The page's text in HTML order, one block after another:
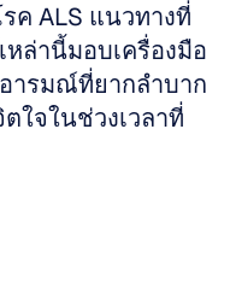
ค ALS แนวทางที่
หล่านี้มอบเครื่องมือ
ารมณ์ที่ยากลำบาก
ใจในช่วงเวลาที่